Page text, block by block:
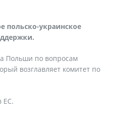
польско-украинское
Польши по вопросам
возглавляет комитет по
ЕС.